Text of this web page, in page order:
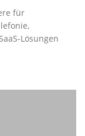
für
Lösungen